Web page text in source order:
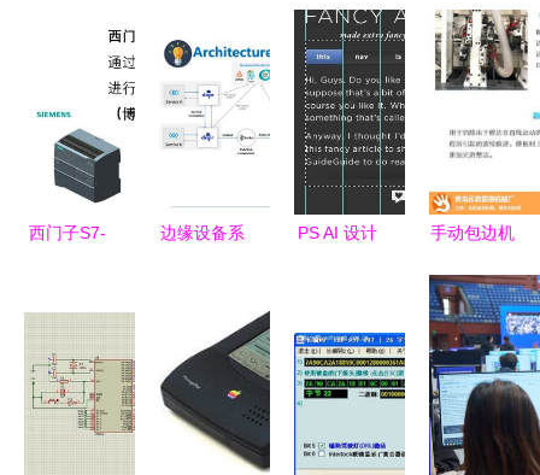
西门子S7-
与第三方设
备通信 软
边缘设备系
习之三与计
算机软硬件
零售的融合
探索
PS AI 设计
V12.503 珍
藏电脑版插
手动包边机
聚焦君嘉惠
机械与吉林
市场，详解
价格与服务